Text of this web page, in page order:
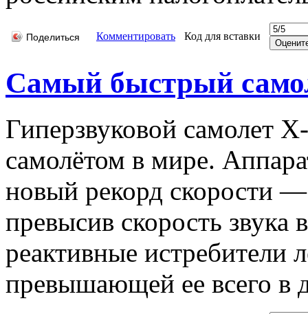
Поделиться Комментировать Код для вставки
Самый быстрый
Гиперзвуковой самолет
самолётом в мире.
новый рекорд скорости
превысив скорость звука
реактивные истребители
превышающей ее всего в